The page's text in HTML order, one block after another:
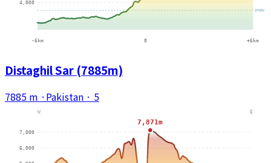
Distaghil Sar (7885m)
7885 m · Pakistan · 5